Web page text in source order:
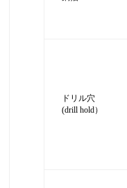
ドリル穴
(drill hold）